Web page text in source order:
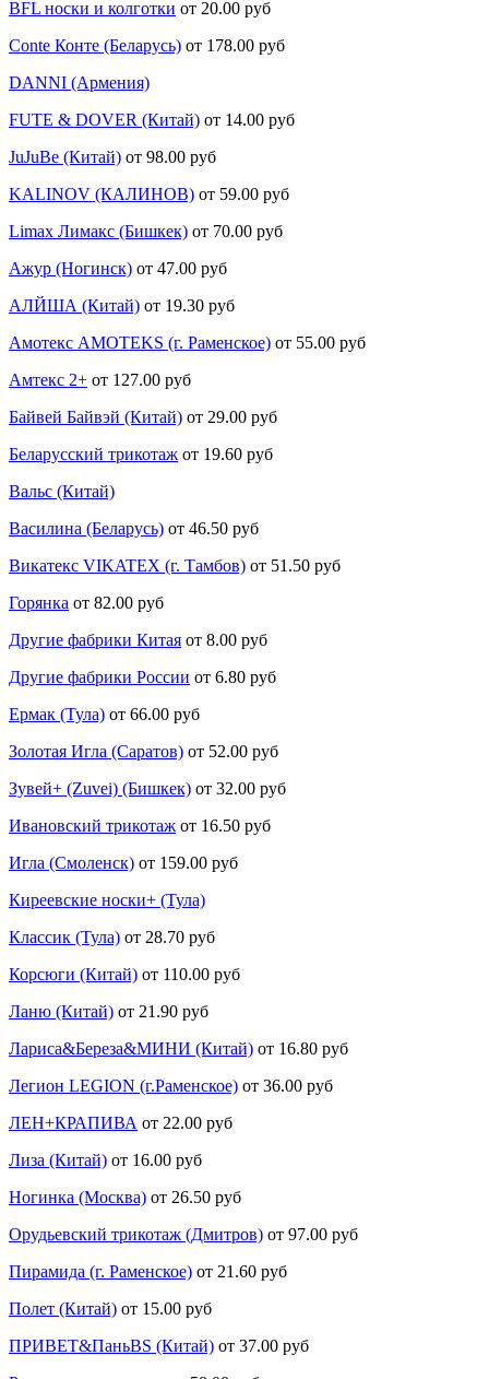
BFL носки и колготки от 20.00 руб
Conte Конте (Беларусь) от 178.00 руб
DANNI (Армения)
FUTE & DOVER (Китай) от 14.00 руб
JuJuBe (Китай) от 98.00 руб
KALINOV (КАЛИНОВ) от 59.00 руб
Limax Лимакс (Бишкек) от 70.00 руб
Ажур (Ногинск) от 47.00 руб
АЛЙША (Китай) от 19.30 руб
Амотекс AMOTEKS (г. Раменское) от 55.00 руб
Амтекс 2+ от 127.00 руб
Байвей Байвэй (Китай) от 29.00 руб
Беларусский трикотаж от 19.60 руб
Вальс (Китай)
Василина (Беларусь) от 46.50 руб
Викатекс VIKATEX (г. Тамбов) от 51.50 руб
Горянка от 82.00 руб
Другие фабрики Китая от 8.00 руб
Другие фабрики России от 6.80 руб
Ермак (Тула) от 66.00 руб
Золотая Игла (Саратов) от 52.00 руб
Зувей+ (Zuvei) (Бишкек) от 32.00 руб
Ивановский трикотаж от 16.50 руб
Игла (Смоленск) от 159.00 руб
Киреевские носки+ (Тула)
Классик (Тула) от 28.70 руб
Корсюги (Китай) от 110.00 руб
Ланю (Китай) от 21.90 руб
Лариса&Береза&МИНИ (Китай) от 16.80 руб
Легион LEGION (г.Раменское) от 36.00 руб
ЛЕН+КРАПИВА от 22.00 руб
Лиза (Китай) от 16.00 руб
Ногинка (Москва) от 26.50 руб
Орудьевский трикотаж (Дмитров) от 97.00 руб
Пирамида (г. Раменское) от 21.60 руб
Полет (Китай) от 15.00 руб
ПРИВЕТ&ПаньBS (Китай) от 37.00 руб